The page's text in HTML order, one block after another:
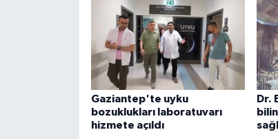
Gaziantep'te uyku
bozuklukları laboratuvarı
hizmete açıldı
Dr.